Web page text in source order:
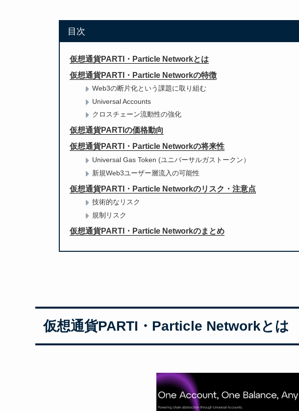
目次
仮想通貨PARTI・Particle Networkとは
仮想通貨PARTI・Particle Networkの特徴
Web3の断片化という課題に取り組む
Universal Accounts
クロスチェーン流動性の強化
仮想通貨PARTIの価格動向
仮想通貨PARTI・Particle Networkの将来性
Universal Gas Token (ユニバーサルガストークン）
新規Web3ユーザー層流入の可能性
仮想通貨PARTI・Particle Networkのリスク・注意点
技術的なリスク
規制リスク
仮想通貨PARTI・Particle Networkのまとめ
仮想通貨PARTI・Particle Networkとは